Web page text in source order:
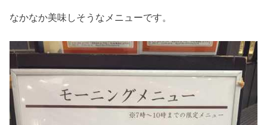
なかなか美味しそうなメニューです。